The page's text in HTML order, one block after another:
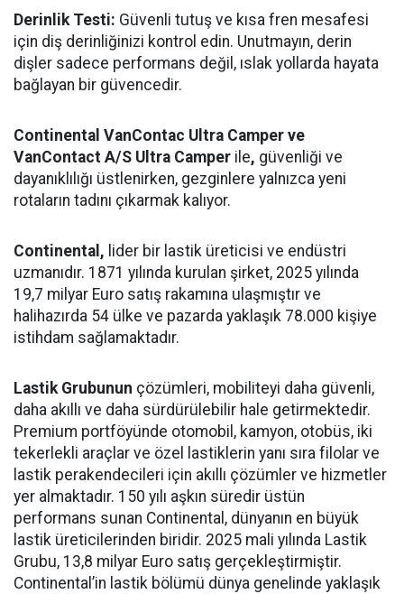
Derinlik Testi: Güvenli tutuş ve kısa fren mesafesi
için diş derinliğinizi kontrol edin. Unutmayın, derin
dişler sadece performans değil, ıslak yollarda hayata
bağlayan bir güvencedir.
Continental VanContac Ultra Camper ve
VanContact A/S Ultra Camper ile, güvenliği ve
dayanıklılığı üstlenirken, gezginlere yalnızca yeni
rotaların tadını çıkarmak kalıyor.
Continental, lider bir lastik üreticisi ve endüstri
uzmanıdır. 1871 yılında kurulan şirket, 2025 yılında
19,7 milyar Euro satış rakamına ulaşmıştır ve
halihazırda 54 ülke ve pazarda yaklaşık 78.000 kişiye
istihdam sağlamaktadır.
Lastik Grubunun çözümleri, mobiliteyi daha güvenli,
daha akıllı ve daha sürdürülebilir hale getirmektedir.
Premium portföyünde otomobil, kamyon, otobüs, iki
tekerlekli araçlar ve özel lastiklerin yanı sıra filolar ve
lastik perakendecileri için akıllı çözümler ve hizmetler
yer almaktadır. 150 yılı aşkın süredir üstün
performans sunan Continental, dünyanın en büyük
lastik üreticilerinden biridir. 2025 mali yılında Lastik
Grubu, 13,8 milyar Euro satış gerçekleştirmiştir.
Continental’in lastik bölümü dünya genelinde yaklaşık